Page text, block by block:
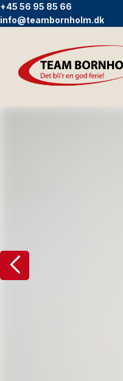
+45 56 95 85 66
info@teambornholm.dk